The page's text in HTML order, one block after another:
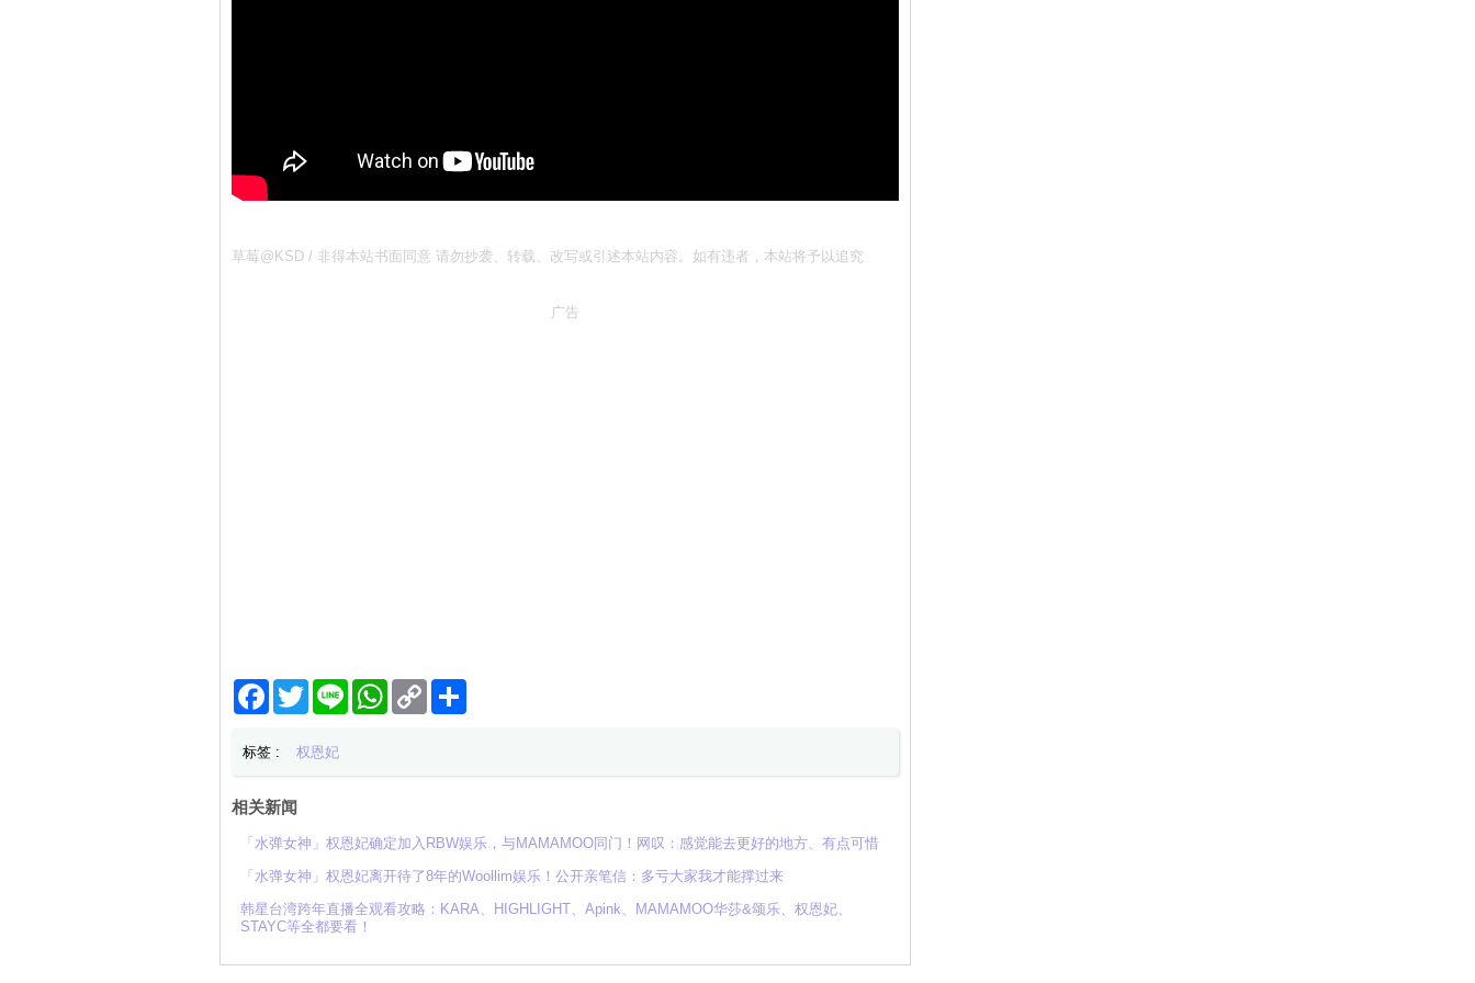
草莓@KSD / 非得本站书面同意 请勿抄袭、转载、改写或引述本站内容。如有违者，本站将予以追究
广告
Facebook
TwitterLine WhatsApp
Copy
Link
分
标签 : 权恩妃
相关新闻
「水弹女神」权恩妃确定加入RBW娱乐，与MAMAMOO同门！网叹：感觉能去更好的地方、有点可惜
「水弹女神」权恩妃离开待了8年的Woollim娱乐！公开亲笔信：多亏大家我才能撑过来
韩星台湾跨年直播全观看攻略：KARA、HIGHLIGHT、Apink、MAMAMOO华莎&颂乐、权恩妃、
STAYC等全都要看！